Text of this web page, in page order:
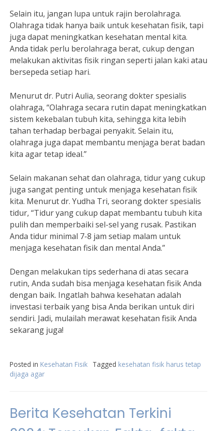
Selain itu, jangan lupa untuk rajin berolahraga.
Olahraga tidak hanya baik untuk kesehatan fisik, tapi
juga dapat meningkatkan kesehatan mental kita.
Anda tidak perlu berolahraga berat, cukup dengan
melakukan aktivitas fisik ringan seperti jalan kaki atau
bersepeda setiap hari.
Menurut dr. Putri Aulia, seorang dokter spesialis
olahraga, “Olahraga secara rutin dapat meningkatkan
sistem kekebalan tubuh kita, sehingga kita lebih
tahan terhadap berbagai penyakit. Selain itu,
olahraga juga dapat membantu menjaga berat badan
kita agar tetap ideal.”
Selain makanan sehat dan olahraga, tidur yang cukup
juga sangat penting untuk menjaga kesehatan fisik
kita. Menurut dr. Yudha Tri, seorang dokter spesialis
tidur, “Tidur yang cukup dapat membantu tubuh kita
pulih dan memperbaiki sel-sel yang rusak. Pastikan
Anda tidur minimal 7-8 jam setiap malam untuk
menjaga kesehatan fisik dan mental Anda.”
Dengan melakukan tips sederhana di atas secara
rutin, Anda sudah bisa menjaga kesehatan fisik Anda
dengan baik. Ingatlah bahwa kesehatan adalah
investasi terbaik yang bisa Anda berikan untuk diri
sendiri. Jadi, mulailah merawat kesehatan fisik Anda
sekarang juga!
Posted in Kesehatan Fisik Tagged kesehatan fisik harus tetap
dijaga agar
Berita Kesehatan Terkini